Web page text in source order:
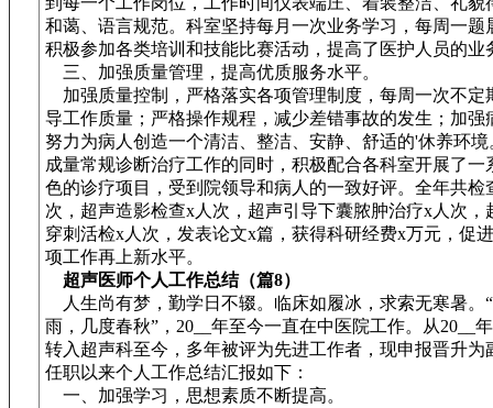
和蔼、语言规范。科室坚持每月一次业务学习，每周一题
积极参加各类培训和技能比赛活动，提高了医护人员的业
三、加强质量管理，提高优质服务水平。
加强质量控制，严格落实各项管理制度，每周一次不定
导工作质量；严格操作规程，减少差错事故的发生；加强
努力为病人创造一个清洁、整洁、安静、舒适的'休养环
成量常规诊断治疗工作的同时，积极配合各科室开展了一
色的诊疗项目，受到院领导和病人的一致好评。全年共检
次，超声造影检查x人次，超声引导下囊脓肿治疗x人次，
穿刺活检x人次，发表论文x篇，获得科研经费x万元，促
项工作再上新水平。
超声医师个人工作总结（篇8）
人生尚有梦，勤学日不辍。临床如履冰，求索无寒暑。
雨，几度春秋”，20__年至今一直在中医院工作。从20__
转入超声科至今，多年被评为先进工作者，现申报晋升为
任职以来个人工作总结汇报如下：
一、加强学习，思想素质不断提高。